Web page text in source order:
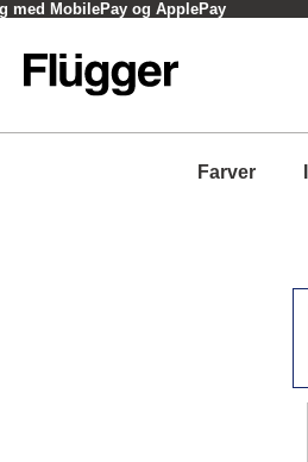
med MobilePay og ApplePay
Farver